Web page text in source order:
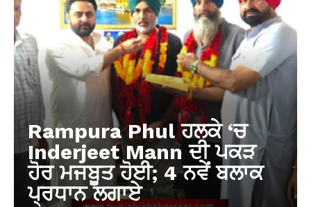
Rampura Phul ਹਲਕੇ ‘ਚ
Inderjeet Mann ਦੀ ਪਕੜ
ਹੋਰ ਮਜਬੂਤ ਹੋਈ; 4 ਨਵੇਂ ਬਲਾਕ
ਪ੍ਰਧਾਨ ਲਗਾਏ